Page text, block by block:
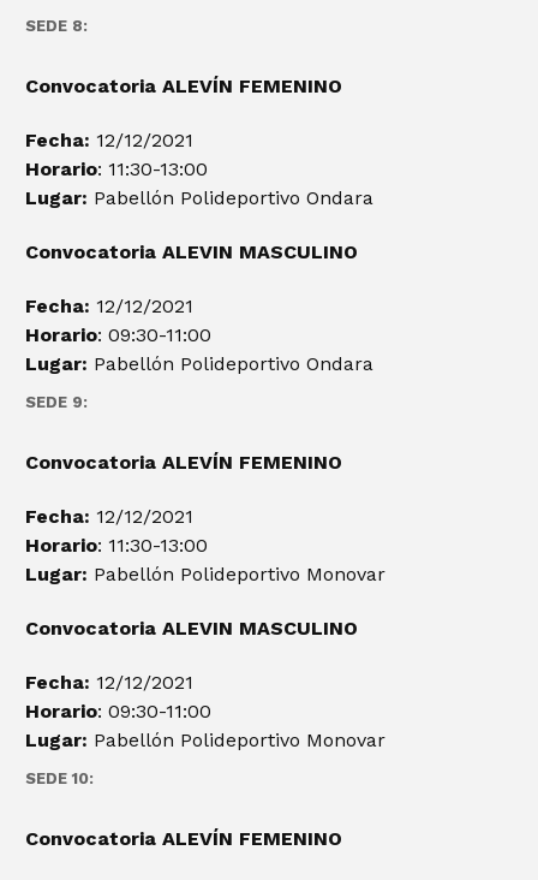
SEDE 8:
Convocatoria ALEVÍN FEMENINO
Fecha: 12/12/2021
Horario: 11:30-13:00
Lugar: Pabellón Polideportivo Ondara
Convocatoria ALEVIN MASCULINO
Fecha: 12/12/2021
Horario: 09:30-11:00
Lugar: Pabellón Polideportivo Ondara
SEDE 9:
Convocatoria ALEVÍN FEMENINO
Fecha: 12/12/2021
Horario: 11:30-13:00
Lugar: Pabellón Polideportivo Monovar
Convocatoria ALEVIN MASCULINO
Fecha: 12/12/2021
Horario: 09:30-11:00
Lugar: Pabellón Polideportivo Monovar
SEDE 10:
Convocatoria ALEVÍN FEMENINO